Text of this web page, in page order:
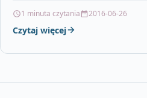
podumywalkowaFront: pyta MDM
lakierowana Glossy White
1 minuta czytania 2016-06-26
Czytaj więcej